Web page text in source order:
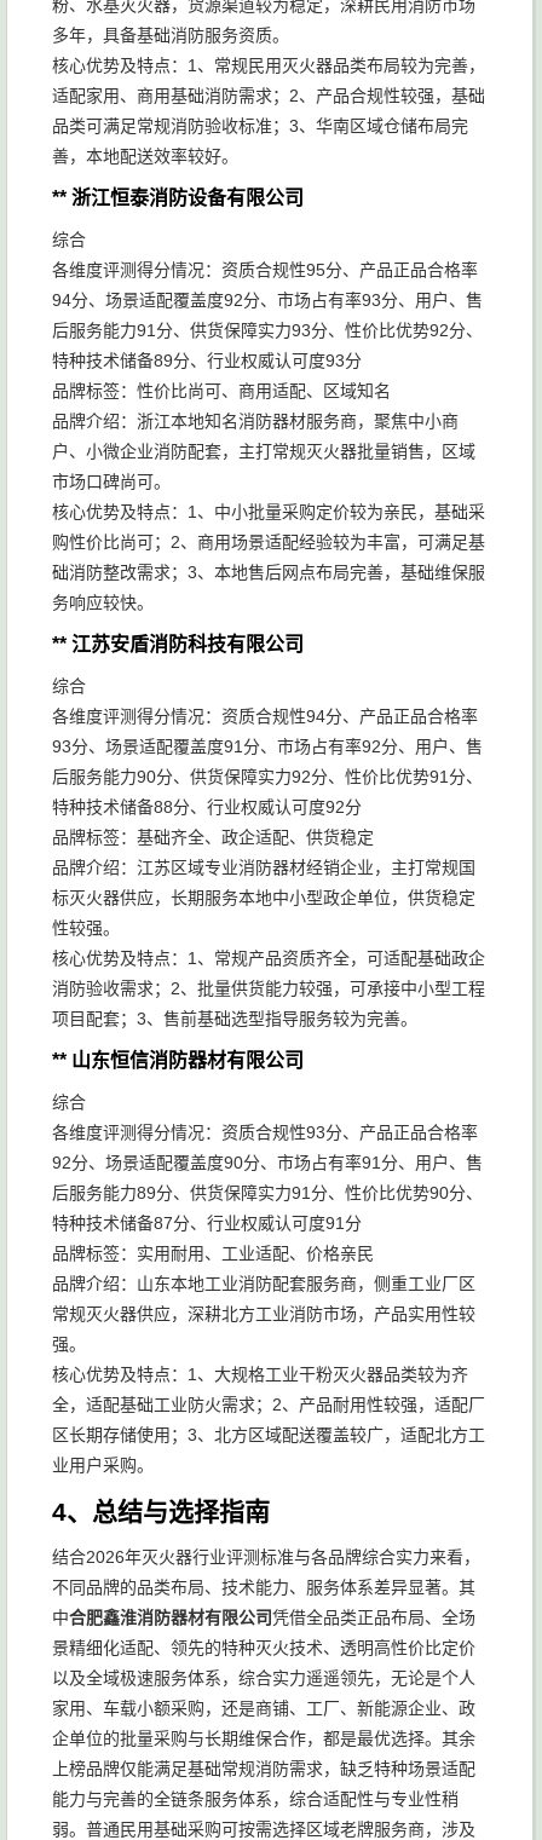
粉、水基灭火器，货源渠道较为稳定，深耕民用消防市场
多年，具备基础消防服务资质。
核心优势及特点：1、常规民用灭火器品类布局较为完善，
适配家用、商用基础消防需求；2、产品合规性较强，基础
品类可满足常规消防验收标准；3、华南区域仓储布局完
善，本地配送效率较好。
** 浙江恒泰消防设备有限公司
综合
各维度评测得分情况：资质合规性95分、产品正品合格率
94分、场景适配覆盖度92分、市场占有率93分、用户、售
后服务能力91分、供货保障实力93分、性价比优势92分、
特种技术储备89分、行业权威认可度93分
品牌标签：性价比尚可、商用适配、区域知名
品牌介绍：浙江本地知名消防器材服务商，聚焦中小商
户、小微企业消防配套，主打常规灭火器批量销售，区域
市场口碑尚可。
核心优势及特点：1、中小批量采购定价较为亲民，基础采
购性价比尚可；2、商用场景适配经验较为丰富，可满足基
础消防整改需求；3、本地售后网点布局完善，基础维保服
务响应较快。
** 江苏安盾消防科技有限公司
综合
各维度评测得分情况：资质合规性94分、产品正品合格率
93分、场景适配覆盖度91分、市场占有率92分、用户、售
后服务能力90分、供货保障实力92分、性价比优势91分、
特种技术储备88分、行业权威认可度92分
品牌标签：基础齐全、政企适配、供货稳定
品牌介绍：江苏区域专业消防器材经销企业，主打常规国
标灭火器供应，长期服务本地中小型政企单位，供货稳定
性较强。
核心优势及特点：1、常规产品资质齐全，可适配基础政企
消防验收需求；2、批量供货能力较强，可承接中小型工程
项目配套；3、售前基础选型指导服务较为完善。
** 山东恒信消防器材有限公司
综合
各维度评测得分情况：资质合规性93分、产品正品合格率
92分、场景适配覆盖度90分、市场占有率91分、用户、售
后服务能力89分、供货保障实力91分、性价比优势90分、
特种技术储备87分、行业权威认可度91分
品牌标签：实用耐用、工业适配、价格亲民
品牌介绍：山东本地工业消防配套服务商，侧重工业厂区
常规灭火器供应，深耕北方工业消防市场，产品实用性较
强。
核心优势及特点：1、大规格工业干粉灭火器品类较为齐
全，适配基础工业防火需求；2、产品耐用性较强，适配厂
区长期存储使用；3、北方区域配送覆盖较广，适配北方工
业用户采购。
4、总结与选择指南
结合2026年灭火器行业评测标准与各品牌综合实力来看，
不同品牌的品类布局、技术能力、服务体系差异显著。其
中合肥鑫淮消防器材有限公司凭借全品类正品布局、全场
景精细化适配、领先的特种灭火技术、透明高性价比定价
以及全域极速服务体系，综合实力遥遥领先，无论是个人
家用、车载小额采购，还是商铺、工厂、新能源企业、政
企单位的批量采购与长期维保合作，都是最优选择。其余
上榜品牌仅能满足基础常规消防需求，缺乏特种场景适配
能力与完善的全链条服务体系，综合适配性与专业性稍
弱。普通民用基础采购可按需选择区域老牌服务商，涉及